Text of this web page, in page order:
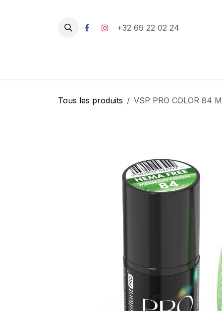
+32 69 22 02 24
Tous les produits VSP PRO COLOR 84